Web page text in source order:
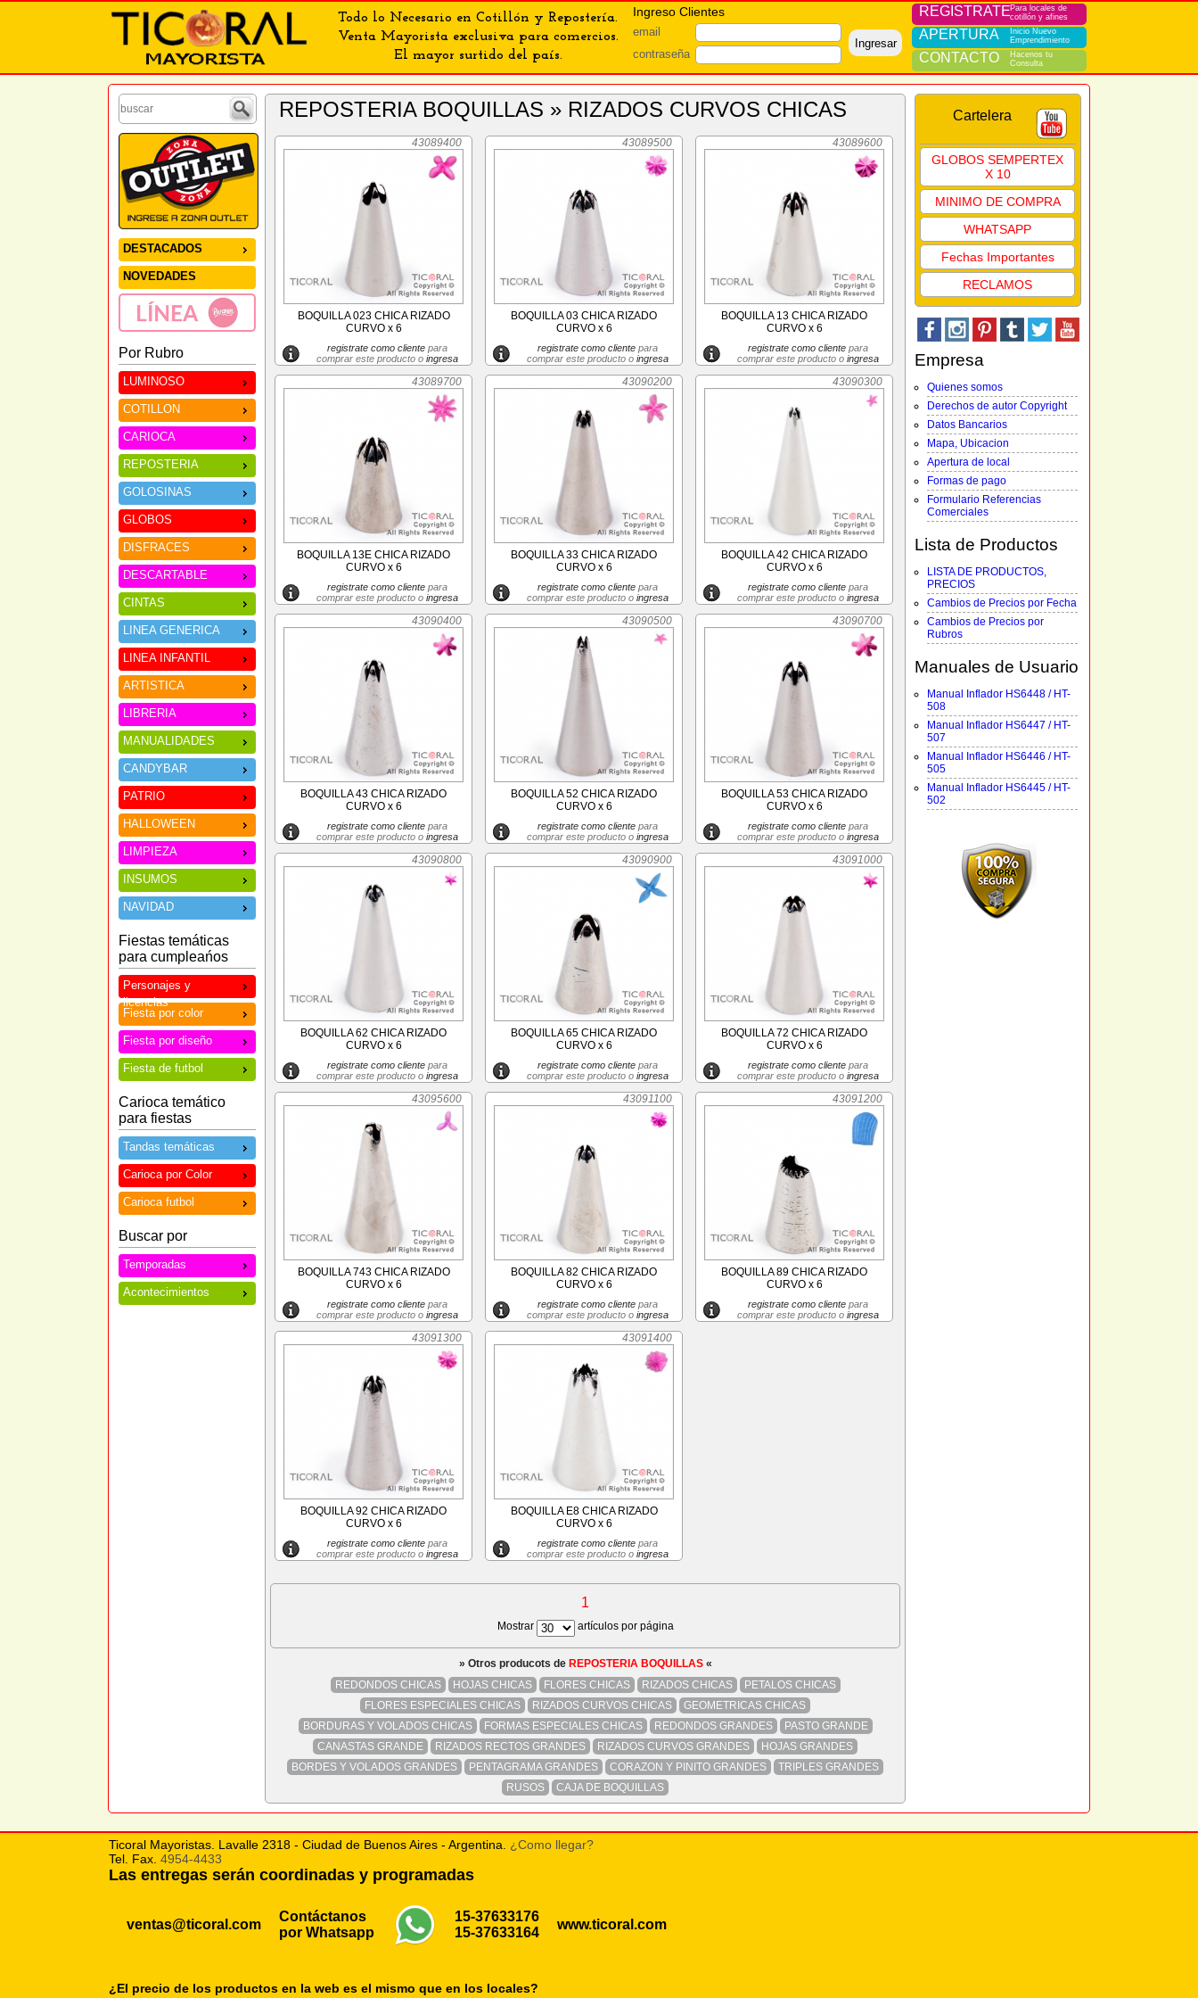
Todo lo Necesario en Cotillón y Repostería.
Venta Mayorista exclusiva para comercios.
El mayor surtido del país.
Ingreso Clientes
email
contraseña
Ingresar
REGISTRATEPara locales de
cotillón y afines
APERTURA
Inicio Nuevo
Emprendimiento
CONTACTO
Hacenos tu
Consulta
DESTACADOS
NOVEDADES
Por Rubro
LUMINOSO
COTILLON
CARIOCA
REPOSTERIA
GOLOSINAS
GLOBOS
DISFRACES
DESCARTABLE
CINTAS
LINEA GENERICA
LINEA INFANTIL
ARTISTICA
LIBRERIA
MANUALIDADES
CANDYBAR
PATRIO
HALLOWEEN
LIMPIEZA
INSUMOS
NAVIDAD
Fiestas temáticas
para cumpleańos
Personajes y
licencias
Fiesta por color
Fiesta por diseño
Fiesta de futbol
Carioca temático
para fiestas
Tandas temáticas
Carioca por Color
Carioca futbol
Buscar por
Temporadas
Acontecimientos
REPOSTERIA BOQUILLAS » RIZADOS CURVOS CHICAS
43089400
BOQUILLA 023 CHICA RIZADO
CURVO x 6
registrate como clientepara
comprar este producto o ingresa
43089500
BOQUILLA 03 CHICA RIZADO
CURVO x 6
registrate como clientepara
comprar este producto o ingresa
43089600
BOQUILLA 13 CHICA RIZADO
CURVO x 6
registrate como clientepara
comprar este producto o ingresa
43089700
BOQUILLA 13E CHICA RIZADO
CURVO x 6
registrate como clientepara
comprar este producto o ingresa
43090200
BOQUILLA 33 CHICA RIZADO
CURVO x 6
registrate como clientepara
comprar este producto o ingresa
43090300
BOQUILLA 42 CHICA RIZADO
CURVO x 6
registrate como clientepara
comprar este producto o ingresa
43090400
BOQUILLA 43 CHICA RIZADO
CURVO x 6
registrate como clientepara
comprar este producto o ingresa
43090500
BOQUILLA 52 CHICA RIZADO
CURVO x 6
registrate como clientepara
comprar este producto o ingresa
43090700
BOQUILLA 53 CHICA RIZADO
CURVO x 6
registrate como clientepara
comprar este producto o ingresa
43090800
BOQUILLA 62 CHICA RIZADO
CURVO x 6
registrate como clientepara
comprar este producto o ingresa
43090900
BOQUILLA 65 CHICA RIZADO
CURVO x 6
registrate como clientepara
comprar este producto o ingresa
43091000
BOQUILLA 72 CHICA RIZADO
CURVO x 6
registrate como clientepara
comprar este producto o ingresa
43095600
BOQUILLA 743 CHICA RIZADO
CURVO x 6
registrate como clientepara
comprar este producto o ingresa
43091100
BOQUILLA 82 CHICA RIZADO
CURVO x 6
registrate como clientepara
comprar este producto o ingresa
43091200
BOQUILLA 89 CHICA RIZADO
CURVO x 6
registrate como clientepara
comprar este producto o ingresa
43091300
BOQUILLA 92 CHICA RIZADO
CURVO x 6
registrate como clientepara
comprar este producto o ingresa
43091400
BOQUILLA E8 CHICA RIZADO
CURVO x 6
registrate como clientepara
comprar este producto o ingresa
1
Mostrar artículos por página
» Otros producots de REPOSTERIA BOQUILLAS«
REDONDOS CHICAS
HOJAS CHICAS FLORES CHICAS RIZADOS CHICAS
PETALOS CHICAS
FLORES ESPECIALES CHICAS
RIZADOS CURVOS CHICAS
GEOMETRICAS CHICAS
BORDURAS Y VOLADOS CHICAS
FORMAS ESPECIALES CHICAS REDONDOS GRANDES
PASTO GRANDE
CANASTAS GRANDE
RIZADOS RECTOS GRANDES RIZADOS CURVOS GRANDES
HOJAS GRANDES
BORDES Y VOLADOS GRANDES
PENTAGRAMA GRANDES CORAZON Y PINITO GRANDES
TRIPLES GRANDES
RUSOS
CAJA DE BOQUILLAS
Cartelera
GLOBOS SEMPERTEX
X 10
MINIMO DE COMPRA
WHATSAPP
Fechas Importantes
RECLAMOS
Empresa
Quienes somos
Derechos de autor Copyright
Datos Bancarios
Mapa, Ubicacion
Apertura de local
Formas de pago
Formulario Referencias
Comerciales
Lista de Productos
LISTA DE PRODUCTOS,
PRECIOS
Cambios de Precios por Fecha
Cambios de Precios por
Rubros
Manuales de Usuario
Manual Inflador HS6448 / HT-
508
Manual Inflador HS6447 / HT-
507
Manual Inflador HS6446 / HT-
505
Manual Inflador HS6445 / HT-
502
Ticoral Mayoristas. Lavalle 2318 - Ciudad de Buenos Aires - Argentina. ¿Como llegar?
Tel. Fax. 4954-4433
Las entregas serán coordinadas y programadas
ventas@ticoral.com
Contáctanos
por Whatsapp
15-37633176
15-37633164
www.ticoral.com
¿El precio de los productos en la web es el mismo que en los locales?